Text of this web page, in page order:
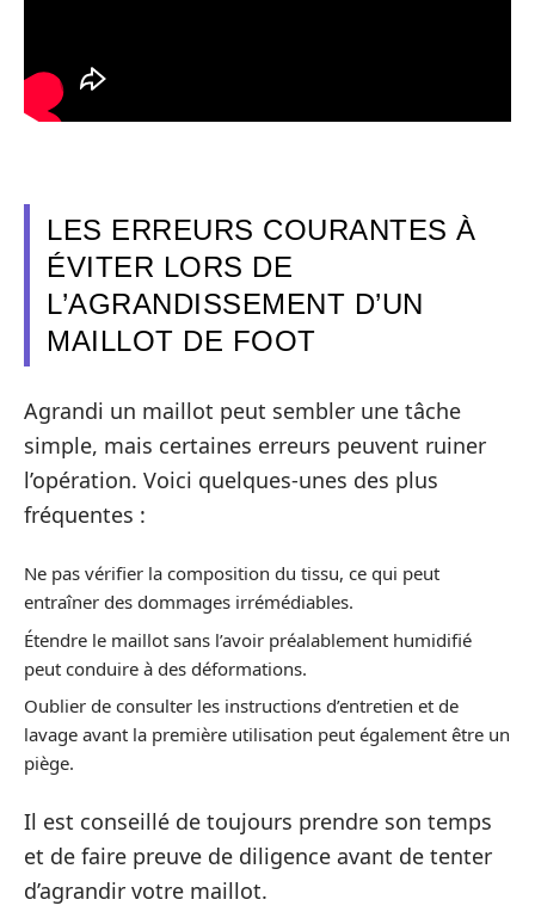
LES ERREURS COURANTES À
ÉVITER LORS DE
L’AGRANDISSEMENT D’UN
MAILLOT DE FOOT
Agrandi un maillot peut sembler une tâche
simple, mais certaines erreurs peuvent ruiner
l’opération. Voici quelques-unes des plus
fréquentes :
Ne pas vérifier la composition du tissu, ce qui peut
entraîner des dommages irrémédiables.
Étendre le maillot sans l’avoir préalablement humidifié
peut conduire à des déformations.
Oublier de consulter les instructions d’entretien et de
lavage avant la première utilisation peut également être un
piège.
Il est conseillé de toujours prendre son temps
et de faire preuve de diligence avant de tenter
d’agrandir votre maillot.